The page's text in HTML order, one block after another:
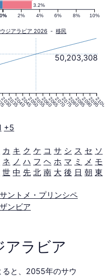
3.2%
0% 2% 4% 6% 8% 10%
0%
ジアラビア 2026 - 移民
203020352040204520502055206020652070207520802085209020952100
50,203,308
+5
カ キ ク ケ コ サ シ ス セ ソ
ネ ノ ハ フ ヘ ホ マ ミ メ モ
世 中 先 北 南 大 後 日 朝 東
サントメ・プリンシペ
ザンビア
アラビア
と、2055年のサウ